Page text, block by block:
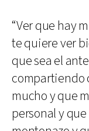
“Ver que hay
te quiere ver
que sea el
compartiendo
mucho y que
personal y